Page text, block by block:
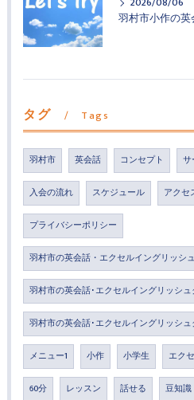
タグ Tags
羽村市 英会話 コンセプト サ
入会の流れ スケジュール アクセ
プライバシーポリシー
羽村市の英会話・エクセルイングリッシ
羽村市の英会話･エクセルイングリッシ
羽村市の英会話･エクセルイングリッシ
メニュー1 小作 小学生 エク
60分 レッスン 話せる 豆知識